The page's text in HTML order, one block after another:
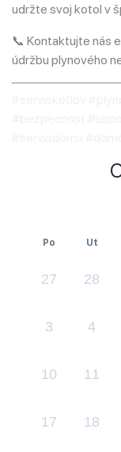
udržte svoj kotol v
📞 Kontaktujte nás
údržbu plynového
Po Ut
27 28
3 4
10 11
17 18